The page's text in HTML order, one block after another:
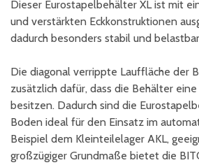
Dieser Eurostapelbehälter XL ist mit
und verstärkten Eckkonstruktionen
dadurch besonders stabil und
Die diagonal verrippte Lauffläche der
zusätzlich dafür, dass die Behälter
besitzen. Dadurch sind die
Boden ideal für den Einsatz im
Beispiel dem Kleinteilelager AKL,
großzügiger Grundmaße bietet die